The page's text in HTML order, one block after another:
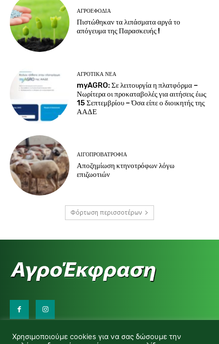
ΑΓΡΟΕΦΌΔΙΑ
Πιστώθηκαν τα λιπάσματα αργά το
απόγευμα της Παρασκευής !
ΑΓΡΟΤΙΚΆ ΝΈΑ
myAGRO: Σε λειτουργία η πλατφόρμα –
Νωρίτερα οι προκαταβολές για αιτήσεις έως
15 Σεπτεμβρίου – Όσα είπε ο διοικητής της
ΑΑΔΕ
ΑΙΓΟΠΡΟΒΑΤΡΟΦΊΑ
Αποζημίωση κτηνοτρόφων λόγω
επιζωοτιών
Φόρτωση περισσοτέρων
d.makas@yahoo.gr
Χρησιμοποιούμε cookies για να σας δώσουμε την